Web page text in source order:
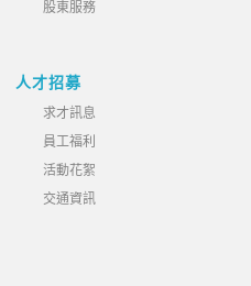
股東服務
人才招募
求才訊息
員工福利
活動花絮
交通資訊